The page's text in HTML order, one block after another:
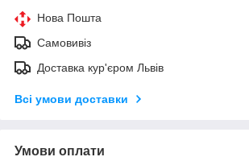
Нова Пошта
Самовивіз
Доставка кур'єром Львів
Всі умови доставки
Умови оплати